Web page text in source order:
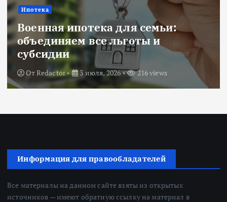
Ипотека
Военная ипотека для семьи:
объединяем все льготы и
субсидии
ОтRedactor 3 июля, 2026 216 views
Информация для правообладателей
Все материалы на данном сайте взяты из открытых
источников — имеют обратную ссылку на материал в